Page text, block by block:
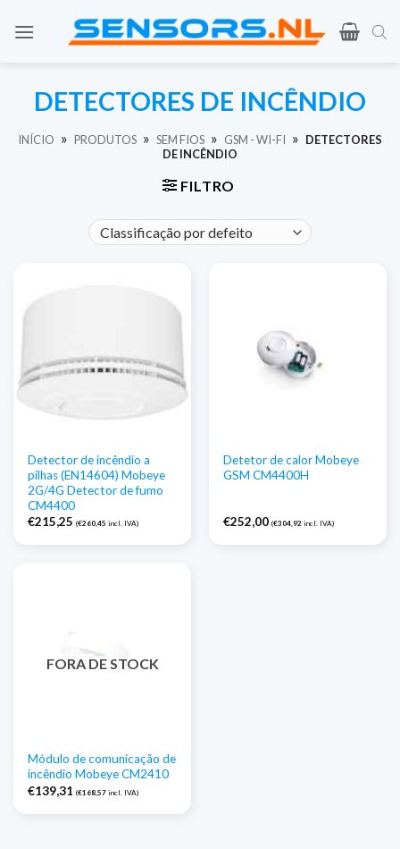
para
DETECTORES DE INCÊNDIO
INÍCIO » PRODUTOS » SEM FIOS » GSM - WI-FI » DETECTORES
DE INCÊNDIO
FILTRO
Detector de incêndio a
pilhas (EN14604) Mobeye
2G/4G Detector de fumo
CM4400
€215,25 (€260,45 incl. IVA)
Detetor de calor Mobeye
GSM CM4400H
€252,00 (€304,92 incl. IVA)
FORA DE STOCK
Módulo de comunicação de
incêndio Mobeye CM2410
€139,31 (€168,57 incl. IVA)